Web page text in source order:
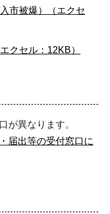
市被爆）（エクセ
クセル：12KB）
が異なります。
届出等の受付窓口に